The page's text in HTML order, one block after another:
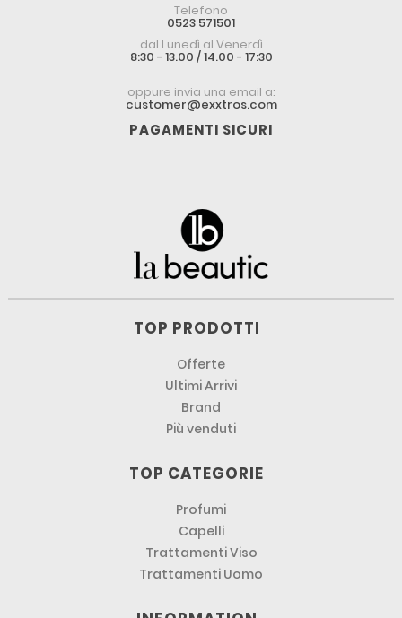
Telefono
0523 571501
dal Lunedì al Venerdì
8:30 - 13.00 / 14.00 - 17:30
oppure invia una email a:
customer@exxtros.com
PAGAMENTI SICURI
TOP PRODOTTI
Offerte
Ultimi Arrivi
Brand
Più venduti
TOP CATEGORIE
Profumi
Capelli
Trattamenti Viso
Trattamenti Uomo